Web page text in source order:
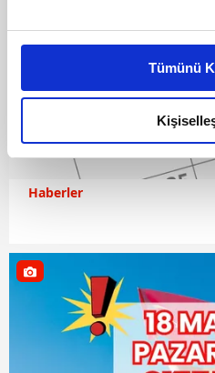
Bu çerezlere izin vermeniz
daha iyi reklam deneyimi
amacımızın size daha iyi bir
olduğunu ve sizlere en iyi
elimizden gelen çabayı
reklamların maliyetlerimizi
kalemimiz olduğunu sizlere
takdirde, kullanıcılara hedefli
gösterilmeyecektir."
Sizlere daha iyi bir hizmet
Sitemizde kendimize ve
kullanılmaktadır. Bu çerezler
Tümünü
Haberler